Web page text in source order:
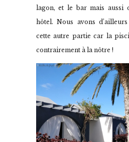
lagon, et le bar mais aussi
hôtel. Nous avons
cette autre partie car la
contrairement à la nôtre !